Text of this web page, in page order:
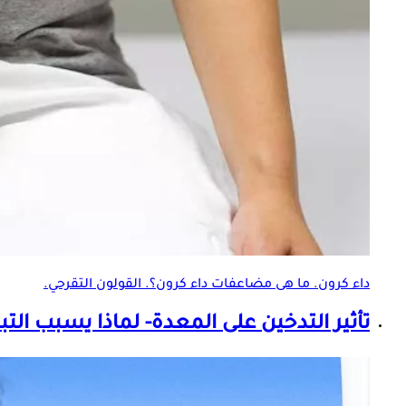
داء كرون. ما هى مضاعفاتداء كرون؟. القولون التقرحي.
تأثير التدخين على المعدة- لماذا يسبب